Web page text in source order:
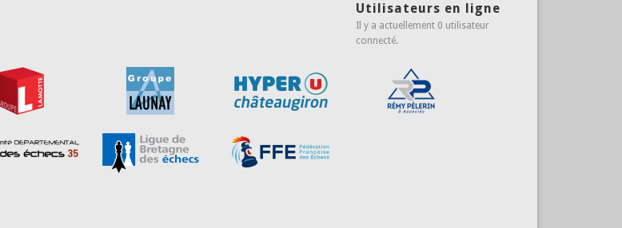
Utilisateurs en ligne
Il y a actuellement 0 utilisateur
connecté.